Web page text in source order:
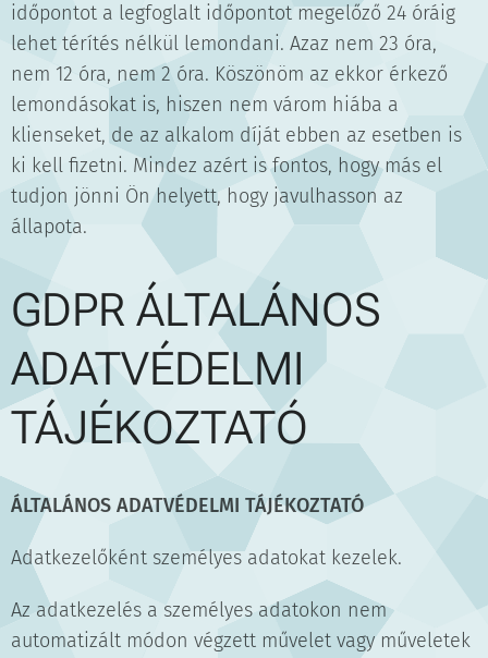
időpontot a legfoglalt időpontot megelőző 24 óráig
lehet térítés nélkül lemondani. Azaz nem 23 óra,
nem 12 óra, nem 2 óra. Köszönöm az ekkor érkező
lemondásokat is, hiszen nem várom hiába a
klienseket, de az alkalom díját ebben az esetben is
ki kell fizetni. Mindez azért is fontos, hogy más el
tudjon jönni Ön helyett, hogy javulhasson az
állapota.
GDPR ÁLTALÁNOS
ADATVÉDELMI
TÁJÉKOZTATÓ
ÁLTALÁNOS ADATVÉDELMI TÁJÉKOZTATÓ
Adatkezelőként személyes adatokat kezelek.
Az adatkezelés a személyes adatokon nem
automatizált módon végzett művelet vagy műveletek